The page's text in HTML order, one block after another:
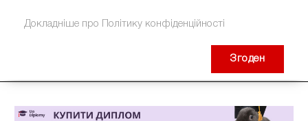
Докладніше про Політику конфіденційності
Згоден